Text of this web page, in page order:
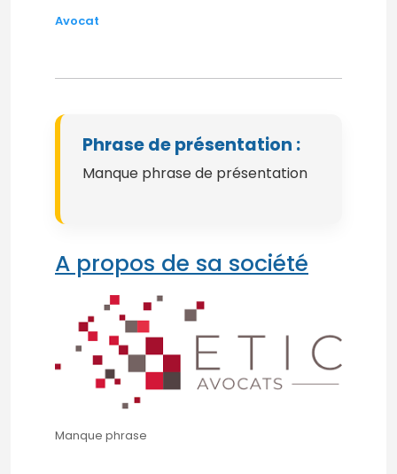
Avocat
Phrase de présentation :
Manque phrase de présentation
A propos de sa société
Manque phrase